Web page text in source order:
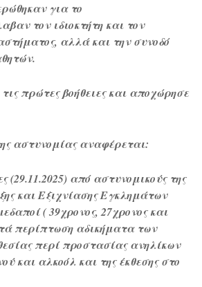
για το
τον ιδιοκτήτη και τον
αλλά και την συνοδό
πρώτες βοήθειες και αποχώρησε
αστυνομίας αναφέρεται:
(29.11.2025) από αστυνομικούς της
και Εξιχνίασης Εγκλημάτων
( 39χρονος, 27χρονος και
περίπτωση αδικήματα των
περί προστασίας ανηλίκων
και αλκοόλ και της έκθεσης στο